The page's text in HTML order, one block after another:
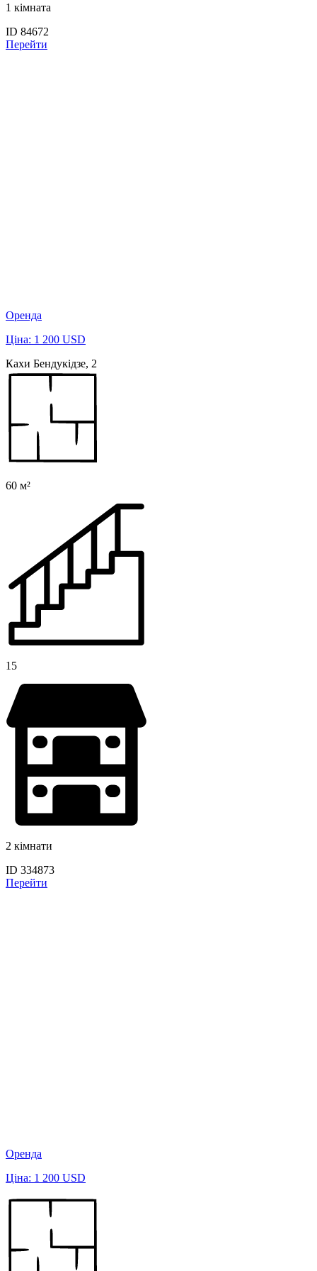
1 кімната
ID 84672
Перейти
Оренда
Ціна: 1 200 USD
Кахи Бендукідзе, 2
60 м²
15
2 кімнати
ID 334873
Перейти
Оренда
Ціна: 1 200 USD